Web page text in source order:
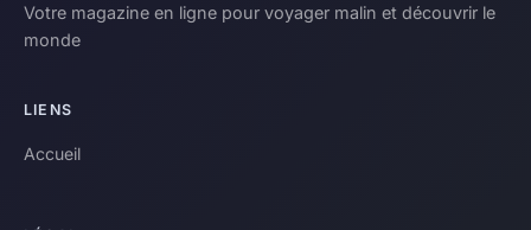
Votre magazine en ligne pour voyager malin et découvrir le
monde
LIENS
Accueil